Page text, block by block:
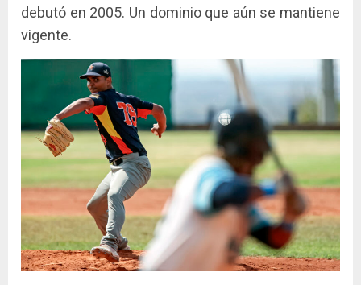
debutó en 2005. Un dominio que aún se mantiene
vigente.